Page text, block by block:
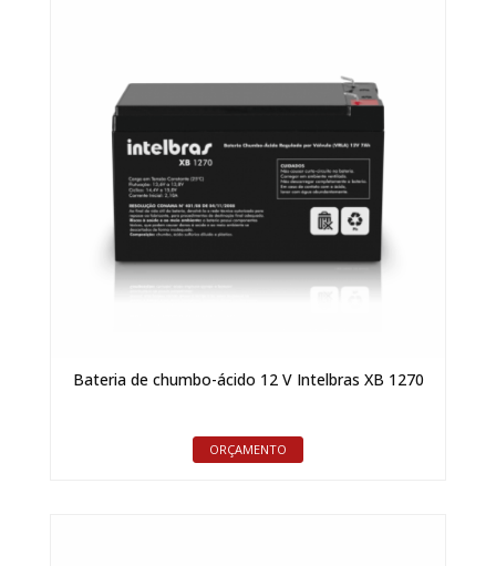
Bateria de chumbo-ácido 12 V Intelbras XB 1270
ORÇAMENTO